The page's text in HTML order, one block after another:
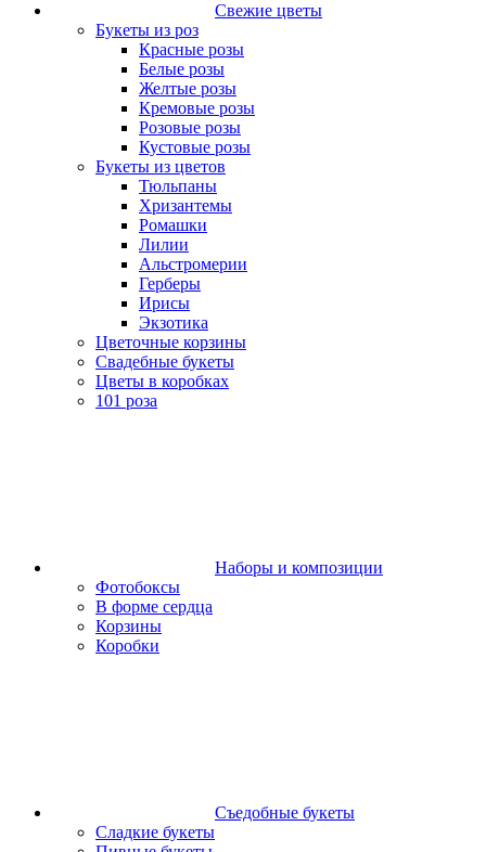
Свежие цветы
Букеты из роз
Красные розы
Белые розы
Желтые розы
Кремовые розы
Розовые розы
Кустовые розы
Букеты из цветов
Тюльпаны
Хризантемы
Ромашки
Лилии
Альстромерии
Герберы
Ириcы
Экзотика
Цветочные корзины
Свадебные букеты
Цветы в коробках
101 роза
Наборы и композиции
Фотобоксы
В форме сердца
Корзины
Коробки
Съедобные букеты
Сладкие букеты